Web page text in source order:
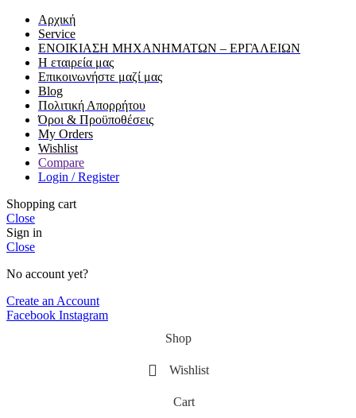
Αρχική
Service
ΕΝΟΙΚΙΑΣΗ ΜΗΧΑΝΗΜΑΤΩΝ – ΕΡΓΑΛΕΙΩΝ
Η εταιρεία μας
Επικοινωνήστε μαζί μας
Blog
Πολιτική Απορρήτου
Όροι & Προϋποθέσεις
My Orders
Wishlist
Compare
Login / Register
Shopping cart
Close
Sign in
Close
No account yet?
Create an Account
Facebook Instagram
Shop
Wishlist
Cart